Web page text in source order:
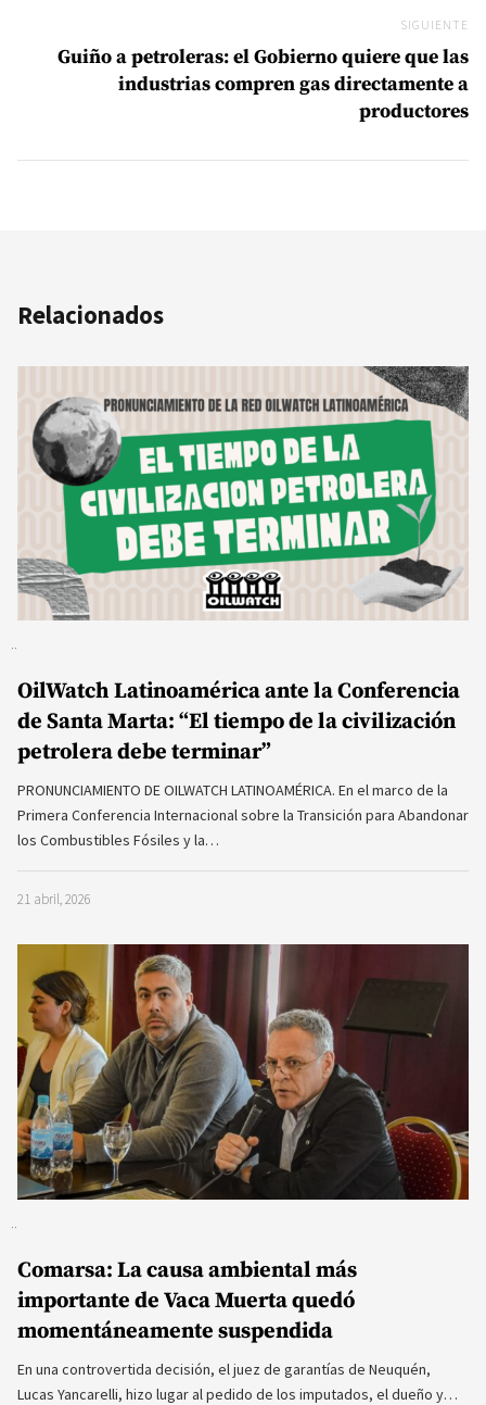
SIGUIENTE
Guiño a petroleras: el Gobierno quiere que las
industrias compren gas directamente a
productores
Relacionados
OilWatch Latinoamérica ante la Conferencia
de Santa Marta: “El tiempo de la civilización
petrolera debe terminar”
PRONUNCIAMIENTO DE OILWATCH LATINOAMÉRICA. En el marco de la
Primera Conferencia Internacional sobre la Transición para Abandonar
los Combustibles Fósiles y la…
21 abril, 2026
Comarsa: La causa ambiental más
importante de Vaca Muerta quedó
momentáneamente suspendida
En una controvertida decisión, el juez de garantías de Neuquén,
Lucas Yancarelli, hizo lugar al pedido de los imputados, el dueño y…